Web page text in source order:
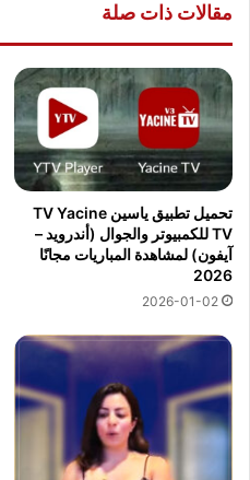
مقالات ذات صلة
تحميل تطبيق ياسين TV Yacine
TV للكمبيوتر والجوال (أندرويد –
آيفون) لمشاهدة المباريات مجانًا
2026
2026-01-02